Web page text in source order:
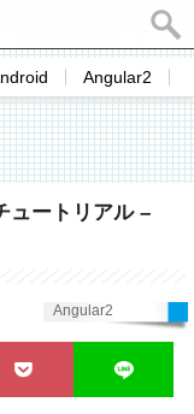
Angular2
ュートリアル –
Angular2